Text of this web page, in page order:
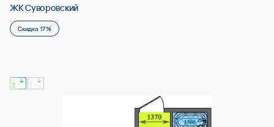
Cтудия 29.47м2 в ЖК Суворовский, №168
ЖК Суворовский
Скидка 17%